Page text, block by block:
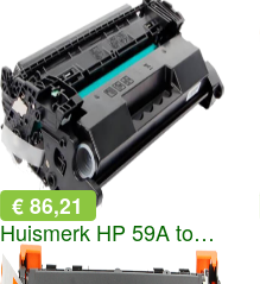
€ 86,21
Huismerk HP 59A toner zwart